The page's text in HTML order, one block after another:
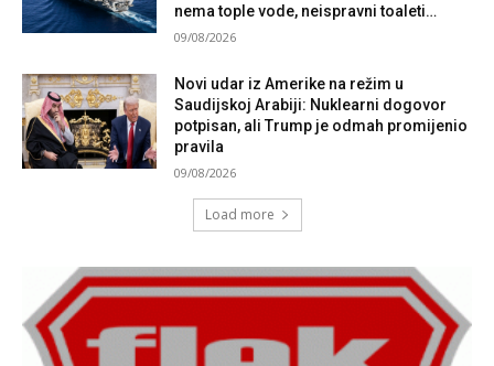
nema tople vode, neispravni toaleti…
09/08/2026
Novi udar iz Amerike na režim u
Saudijskoj Arabiji: Nuklearni dogovor
potpisan, ali Trump je odmah promijenio
pravila
09/08/2026
Load more